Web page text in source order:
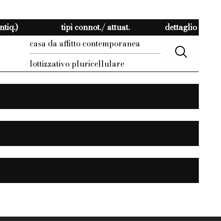
tipi connot./ attuat.
dettaglio
casa da affitto contemporanea
lottizzativo pluricellulare